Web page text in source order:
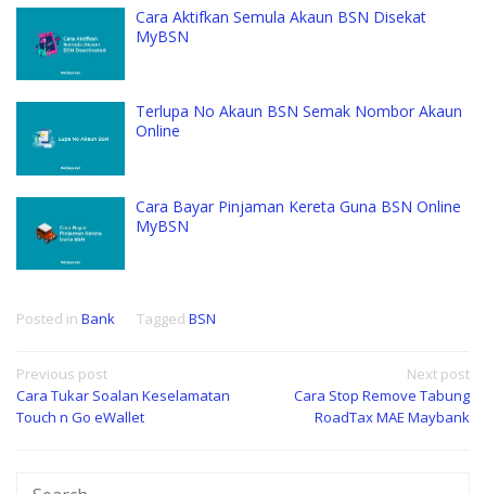
Cara Aktifkan Semula Akaun BSN Disekat
MyBSN
Terlupa No Akaun BSN Semak Nombor Akaun
Online
Cara Bayar Pinjaman Kereta Guna BSN Online
MyBSN
Posted in Bank Tagged BSN
Post
navigation
Previous post
Cara Tukar Soalan Keselamatan
Touch n Go eWallet
Next post
Cara Stop Remove Tabung
RoadTax MAE Maybank
Search